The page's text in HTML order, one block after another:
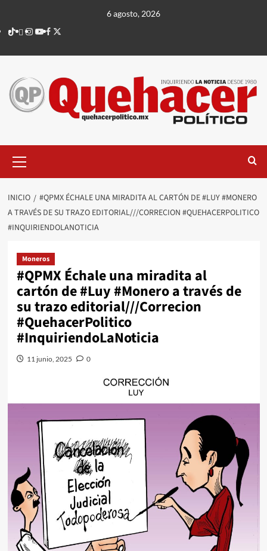
contenido
6 agosto, 2026
TikTok
threads
Instagram
Youtube
Facebook
X
principal
INICIO
#QPMX ÉCHALE UNA MIRADITA AL CARTÓN DE #LUY #MONERO
A TRAVÉS DE SU TRAZO EDITORIAL///CORRECION #QUEHACERPOLITICO
#INQUIRIENDOLANOTICIA
Moneros
#QPMX Échale una miradita al
cartón de #Luy #Monero a través de
su trazo editorial///Correcion
#QuehacerPolitico
#InquiriendoLaNoticia
11 junio, 2025 0